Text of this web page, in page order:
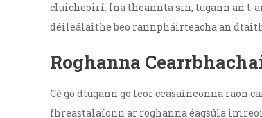
cluicheoirí. Ina theannta sin, tugann an t-
déileálaithe beo rannpháirteacha an
Roghanna
Cé go dtugann go leor ceasaíneonna
fhreastalaíonn ar roghanna éagsúla